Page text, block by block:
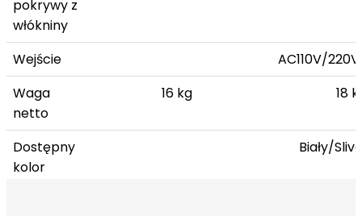
pokrywy z
włókniny
Wejście
AC110V/
Waga
netto
16 kg 18
Dostępny
kolor
Biały/